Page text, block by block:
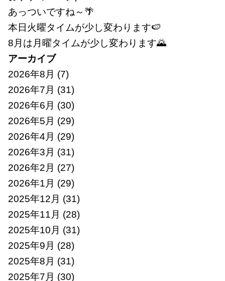
あっついですね～🌴
本日火曜タイムが少し変わります🍉
8月は月曜タイムが少し変わります🌄
アーカイブ
2026年8月 (7)
2026年7月 (31)
2026年6月 (30)
2026年5月 (29)
2026年4月 (29)
2026年3月 (31)
2026年2月 (27)
2026年1月 (29)
2025年12月 (31)
2025年11月 (28)
2025年10月 (31)
2025年9月 (28)
2025年8月 (31)
2025年7月 (30)